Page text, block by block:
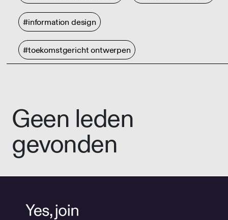
#information design
#toekomstgericht ontwerpen
Geen leden
gevonden